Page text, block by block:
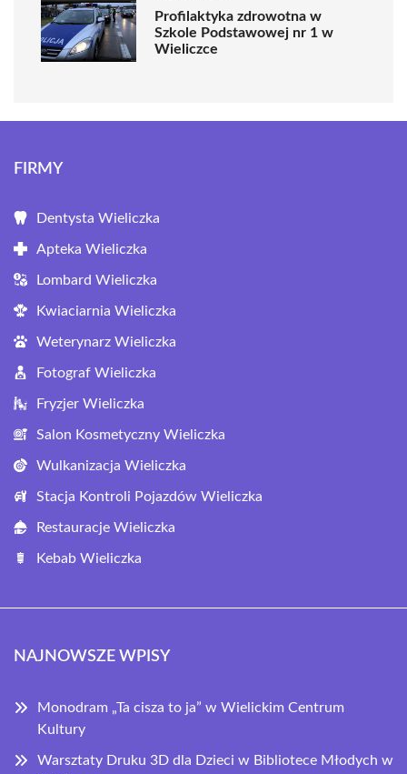
Profilaktyka zdrowotna w
Szkole Podstawowej nr 1 w
Wieliczce
FIRMY
Dentysta Wieliczka
Apteka Wieliczka
Lombard Wieliczka
Kwiaciarnia Wieliczka
Weterynarz Wieliczka
Fotograf Wieliczka
Fryzjer Wieliczka
Salon Kosmetyczny Wieliczka
Wulkanizacja Wieliczka
Stacja Kontroli Pojazdów Wieliczka
Restauracje Wieliczka
Kebab Wieliczka
NAJNOWSZE WPISY
Monodram „Ta cisza to ja” w Wielickim Centrum
Kultury
Warsztaty Druku 3D dla Dzieci w Bibliotece Młodych w